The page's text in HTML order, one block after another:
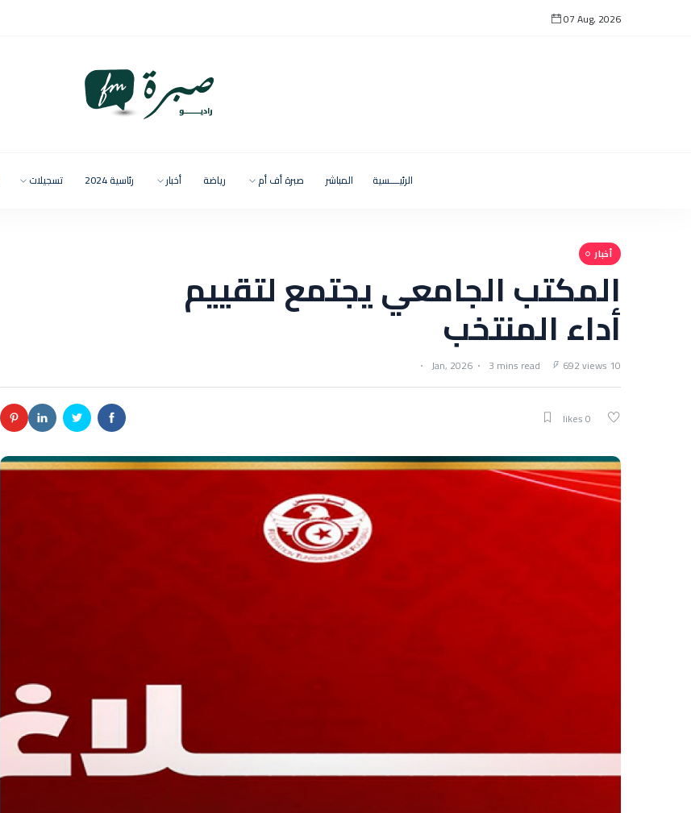
07 Aug, 2026
الرئيــــسية المباشر صبرة أف أم رياضة أخبار رئاسية 2024 تسجيلات
أخبار
المكتب الجامعي يجتمع لتقييم
أداء المنتخب
10 Jan, 2026
3 mins read 692 views